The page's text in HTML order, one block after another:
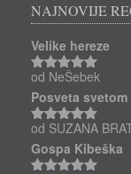
NAJNOVIJE
Velike hereze
Ocjenjeno5
od 5
od NeŠebek
Posveta
Ocjenjeno5
od 5
od SUZANA
Gospa Kibeška